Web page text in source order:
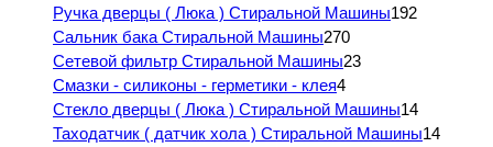
Ручка дверцы ( Люка ) Стиральной Машины192
Сальник бака Стиральной Машины270
Сетевой фильтр Стиральной Машины23
Смазки - силиконы - герметики - клея4
Стекло дверцы ( Люка ) Стиральной Машины14
Таходатчик ( датчик хола ) Стиральной Машины14